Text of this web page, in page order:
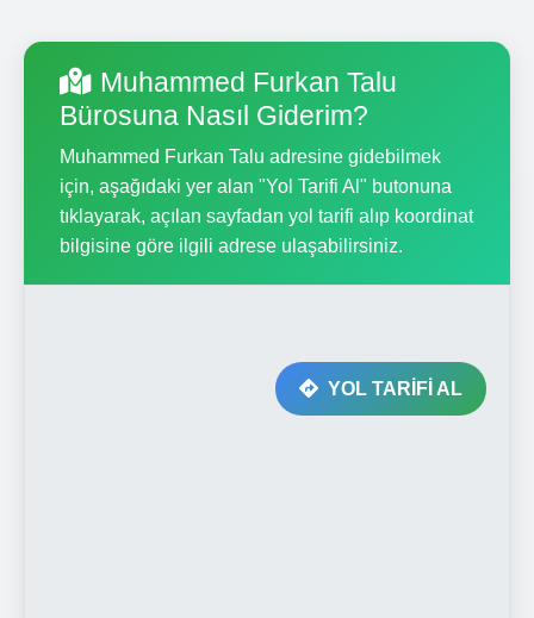
Muhammed Furkan Talu
Bürosuna Nasıl Giderim?
Muhammed Furkan Talu adresine gidebilmek
için, aşağıdaki yer alan "Yol Tarifi Al" butonuna
tıklayarak, açılan sayfadan yol tarifi alıp koordinat
bilgisine göre ilgili adrese ulaşabilirsiniz.
YOL TARİFİ AL